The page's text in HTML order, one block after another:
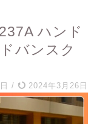
ハンド
バンスク
/ 2024年3月26日